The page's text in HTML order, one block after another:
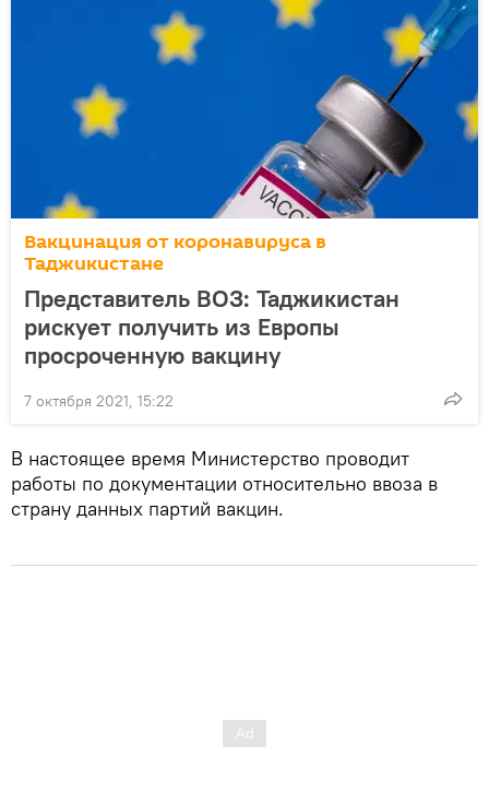
Вакцинация от коронавируса в
Таджикистане
Представитель ВОЗ: Таджикистан
рискует получить из Европы
просроченную вакцину
7 октября 2021, 15:22
В настоящее время Министерство проводит
работы по документации относительно ввоза в
страну данных партий вакцин.